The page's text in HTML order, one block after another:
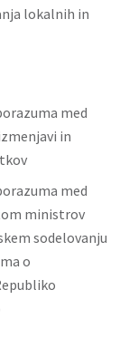
lokalnih in
med
in
med
ministrov
sodelovanju
o